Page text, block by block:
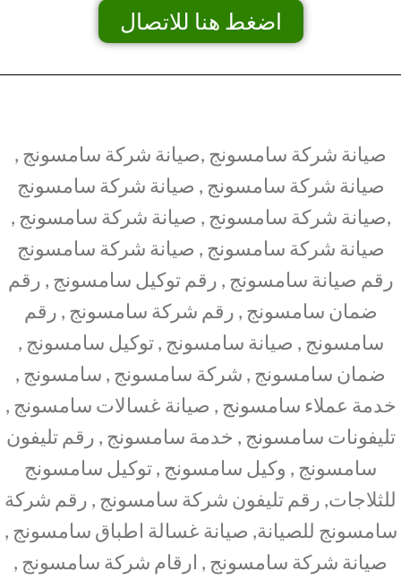
اضغط هنا للاتصال
صيانة شركة سامسونج ,صيانة شركة سامسونج ,
صيانة شركة سامسونج , صيانة شركة سامسونج
,صيانة شركة سامسونج , صيانة شركة سامسونج ,
صيانة شركة سامسونج , صيانة شركة سامسونج
رقم صيانة سامسونج , رقم توكيل سامسونج , رقم
ضمان سامسونج , رقم شركة سامسونج , رقم
سامسونج , صيانة سامسونج , توكيل سامسونج ,
ضمان سامسونج , شركة سامسونج , سامسونج ,
خدمة عملاء سامسونج , صيانة غسالات سامسونج ,
تليفونات سامسونج , خدمة سامسونج , رقم تليفون
سامسونج , وكيل سامسونج , توكيل سامسونج
للثلاجات, رقم تليفون شركة سامسونج , رقم شركة
سامسونج للصيانة, صيانة غسالة اطباق سامسونج ,
صيانة شركة سامسونج , ارقام شركة سامسونج ,